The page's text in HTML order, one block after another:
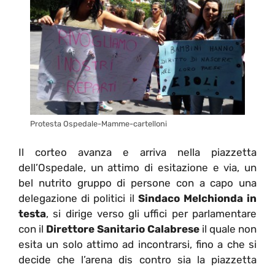
Protesta Ospedale-Mamme-cartelloni
Il corteo avanza e arriva nella piazzetta
dell’Ospedale, un attimo di esitazione e via, un
bel nutrito gruppo di persone con a capo una
delegazione di politici il Sindaco Melchionda in
testa, si dirige verso gli uffici per parlamentare
con il Direttore Sanitario Calabrese il quale non
esita un solo attimo ad incontrarsi, fino a che si
decide che l’arena dis contro sia la piazzetta